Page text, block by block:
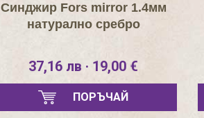
Синджир Fors mirror 1.4мм
натурално сребро
37,16 лв · 19,00 €
ПОРЪЧАЙ